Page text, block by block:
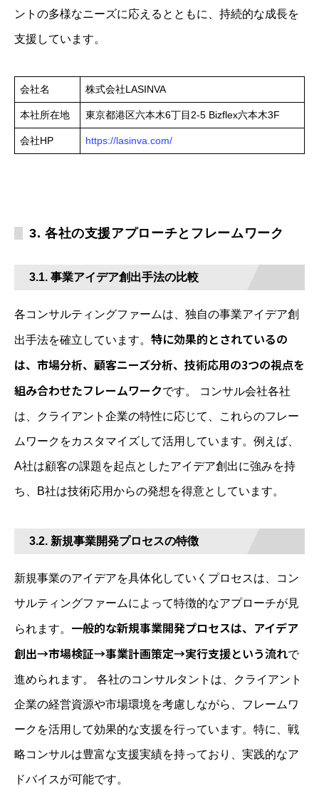
ントの多様なニーズに応えるとともに、持続的な成長を
支援しています。
会社名 株式会社LASINVA
本社所在地 東京都港区六本木6丁目2-5 Bizflex六本木3F
会社HP https://lasinva.com/
3. 各社の支援アプローチとフレームワーク
3.1. 事業アイデア創出手法の比較
各コンサルティングファームは、独自の事業アイデア創
出手法を確立しています。 特に効果的とされているの
は、市場分析、顧客ニーズ分析、技術応用の3つの視点を
組み合わせたフレームワークです。 コンサル会社各社
は、クライアント企業の特性に応じて、これらのフレー
ムワークをカスタマイズして活用しています。例えば、
A社は顧客の課題を起点としたアイデア創出に強みを持
ち、B社は技術応用からの発想を得意としています。
3.2. 新規事業開発プロセスの特徴
新規事業のアイデアを具体化していくプロセスは、コン
サルティングファームによって特徴的なアプローチが見
られます。 一般的な新規事業開発プロセスは、アイデア
創出→市場検証→事業計画策定→実行支援という流れで
進められます。 各社のコンサルタントは、クライアント
企業の経営資源や市場環境を考慮しながら、フレームワ
ークを活用して効果的な支援を行っています。特に、戦
略コンサルは豊富な支援実績を持っており、実践的なア
ドバイスが可能です。